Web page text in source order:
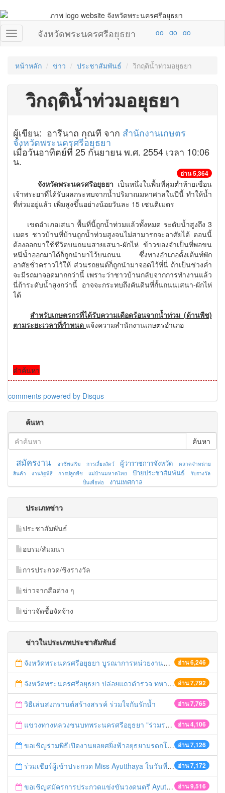
จังหวัดพระนครศรีอยุธยา
หน้าหลัก ข่าว ประชาสัมพันธ์ วิกฤติน้ำท่วมอยุธยา
วิกฤติน้ำท่วมอยุธยา
ผู้เขียน: อารีนาถ กุณที จาก สำนักงานเกษตร
จังหวัดพระนครศรีอยุธยา
เมื่อวันอาทิตย์ที่ 25 กันยายน พ.ศ. 2554 เวลา 10:06
น.
อ่าน 5,364
จังหวัดพระนครศรีอยุธยา เป็นหนึ่งในพื้นที่ลุ่มต่ำท้ายเขื่อน
เจ้าพระยาที่ได้รับผลกระทบจากน้ำปริมาณมหาศาลในปีนี้ ทำให้น้ำ
ที่ท่วมอยู่แล้ว เพิ่มสูงขึ้นอย่างน้อยวันละ 15 เซนติเมตร
เขตอำเภอเสนา พื้นที่นี้ถูกน้ำท่วมแล้วทั้งหมด ระดับน้ำสูงถึง 3
เมตร ชาวบ้านที่บ้านถูกน้ำท่วมสูงจนไม่สามารถจะอาศัยได้ ตอนนี้
ต้องออกมาใช้ชีวิตบนถนนสายเสนา-ผักไห่ ข้าวของจำเป็นที่พอขน
หนีน้ำออกมาได้ก็ถูกนำมาไว้บนถนน ซึ่งทางอำเภอตั้งเต้นท์พัก
อาศัยชั่วคราวไว้ให้ ส่วนรถยนต์ก็ถูกนำมาจอดไว้ที่นี่ ถ้าเป็นช่วงค่ำ
จะมีรถมาจอดมากกว่านี้ เพราะว่าชาวบ้านกลับจากการทำงานแล้ว
นี่ถ้าระดับน้ำสูงกว่านี้ อาจจะกระทบถึงคันดินที่กั้นถนนเสนา-ผักไห่
ได้
สำหรับเกษตรกรที่ได้รับความเดือดร้อนจากน้ำท่วม (ด้านพืช)
ตามระยะเวลาที่กำหนด แจ้งความสำนักงานเกษตรอำเภอ
คำค้นหา
comments powered by Disqus
ค้นหา
ค้นหา
สมัครงาน อาชีพเสริม การเลี้ยงสัตว์ ผู้ว่าราชการจังหวัด
ตลาดจำหน่าย
สินค้า
งานรัฐพิธี การปลูกพืช แม่บ้านมหาดไทย ป้ายประชาสัมพันธ์
รับรางวัล
ปั่นเพื่อพ่อ
งานเทศกาล
ประเภทข่าว
ประชาสัมพันธ์
อบรม/สัมมนา
การประกวด/ชิงรางวัล
ข่าวจากสือต่าง ๆ
ข่าวจัดซื้อจัดจ้าง
ข่าวในประเภทประชาสัมพันธ์
อ่าน 6,246
จังหวัดพระนครศรีอยุธยา บูรณาการหน่วยงานที่เกี่ยวข้อง ลงพื้นที่จัดระเบียบและดำเนินมาตรการตามบทลงโทษสูงสุดกับผู้ประกอบการร้านค้าที่ยังฝ่าฝืนตั้งร้านค้ารุกล้ำเขตพื้นที่ทางหลวง เตรียมความปลอดภัยก่อนเทศกาลสงกรานต์
อ่าน 7,792
จังหวัดพระนครศรีอยุธยา ปล่อยแถวตำรวจ ทหาร ฝ่ายปกครอง กว่า 100 นาย ตรวจเข้มท่ารถสาธารณะ สถานีขนส่งรถโดยสาร วินรถตู้ และสถานีรถไฟ เตรียมรับมือเทศกาลสงกรานต์
อ่าน 7,765
วิธีเล่นสงกรานต์สร้างสรรค์ ร่วมใจกันรักน้ำ
อ่าน 4,106
แขวงทางหลวงชนบทพระนครศรีอยุธยา "ร่วมรณรงค์ ขับช้า เปิดไฟหน้า คาดเข็มขัด" เทศกาลสงกรานต์ ปี 2561
อ่าน 7,126
ขอเชิญร่วมพิธีเปิดงานยอยศยิ่งฟ้าอยุธยามรดกโลก
อ่าน 7,172
ร่วมเชียร์ผู้เข้าประกวด Miss Ayutthaya ในวันที่ 15 ธันวาคม 2560
อ่าน 9,516
ขอเชิญสมัครการประกวดแข่งขันวงดนตรี Ayutthaya battle of the bands